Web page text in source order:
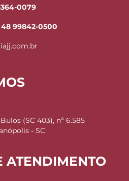
0079
48 99842-0500
(SC 403), nº 6.585
- SC
ATENDIMENTO